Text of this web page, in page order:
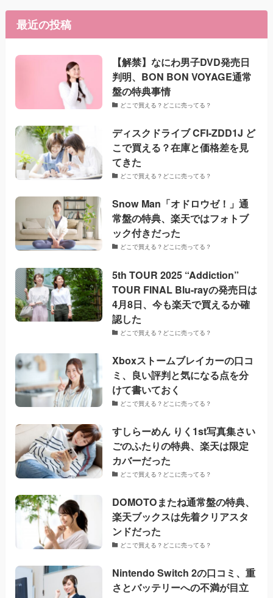
最近の投稿
【解禁】なにわ男子DVD発売日
判明、BON BON VOYAGE通常
盤の特典事情
どこで買える？どこに売ってる？
ディスクドライブ CFI-ZDD1J ど
こで買える？在庫と価格差を見
てきた
どこで買える？どこに売ってる？
Snow Man「オドロウゼ！」通
常盤の特典、楽天ではフォトブ
ック付きだった
どこで買える？どこに売ってる？
5th TOUR 2025 “Addiction”
TOUR FINAL Blu-rayの発売日は
4月8日、今も楽天で買えるか確
認した
どこで買える？どこに売ってる？
Xboxストームブレイカーの口コ
ミ、良い評判と気になる点を分
けて書いておく
どこで買える？どこに売ってる？
すしらーめん りく1st写真集さい
ごのふたりの特典、楽天は限定
カバーだった
どこで買える？どこに売ってる？
DOMOTOまたね通常盤の特典、
楽天ブックスは先着クリアスタ
ンドだった
どこで買える？どこに売ってる？
Nintendo Switch 2の口コミ、重
さとバッテリーへの不満が目立